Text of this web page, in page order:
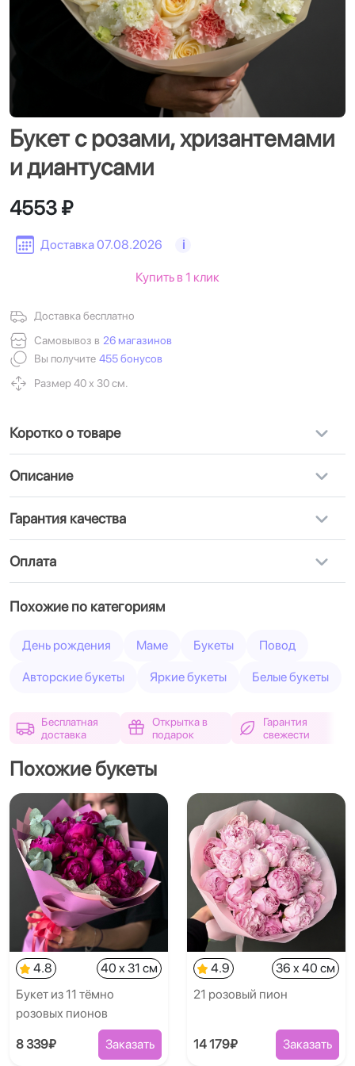
Букет с розами, хризантемами
и диантусами
Доставка 07.08.2026 i
4553 ₽
Доставка бесплатно
Самовывоз в 26 магазинов
Вы получите 455 бонусов
Размер 40 х 30 см.
Купить в 1 клик
Коротко о товаре
Описание
Гарантия качества
Оплата
Похожие по категориям
День рождения Маме Букеты Повод
Авторские букеты Яркие букеты Белые букеты
Бесплатная
доставка
Открытка в
подарок
Гарантия
свежести
Похожие букеты
4.8
40 x 31 см
Букет из 11 тёмно
розовых пионов
8 339₽ Заказать
4.9
36 x 40 см
21 розовый пион
14 179₽ Заказать